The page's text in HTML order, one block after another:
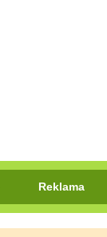
Reklama